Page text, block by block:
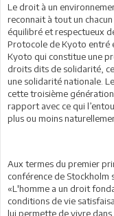
Le droit à un
reconnait à tout un
équilibré et respectueux
Protocole de Kyoto entré
Kyoto qui constitue une
droits dits de solidarité,
une solidarité nationale.
cette troisième
rapport avec ce qui
plus ou moins
Aux termes du premier
conférence de Stockholm
«L'homme a un droit
conditions de vie
lui permette de vivre